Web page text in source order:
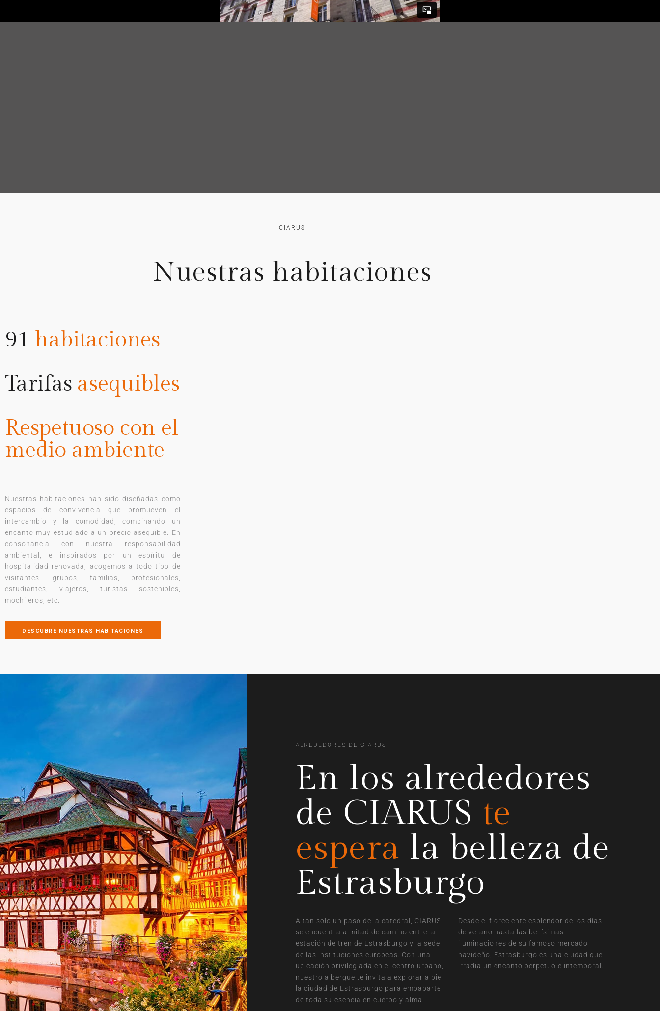
CIARUS
Nuestras habitaciones
91 habitaciones
Tarifas asequibles
Respetuoso con el
medio ambiente
Nuestras habitaciones han sido diseñadas como
espacios de convivencia que promueven el
intercambio y la comodidad, combinando un
encanto muy estudiado a un precio asequible. En
consonancia con nuestra responsabilidad
ambiental, e inspirados por un espíritu de
hospitalidad renovada, acogemos a todo tipo de
visitantes: grupos, familias, profesionales,
estudiantes, viajeros, turistas sostenibles,
mochileros, etc.
DESCUBRE NUESTRAS HABITACIONES
ALREDEDORES DE CIARUS
En los alrededores
de CIARUS te
espera la belleza de
Estrasburgo
A tan solo un paso de la catedral, CIARUS
se encuentra a mitad de camino entre la
estación de tren de Estrasburgo y la sede
de las instituciones europeas. Con una
ubicación privilegiada en el centro urbano,
nuestro albergue te invita a explorar a pie
la ciudad de Estrasburgo para empaparte
de toda su esencia en cuerpo y alma.
Desde el floreciente esplendor de los días
de verano hasta las bellísimas
iluminaciones de su famoso mercado
navideño, Estrasburgo es una ciudad que
irradia un encanto perpetuo e intemporal.